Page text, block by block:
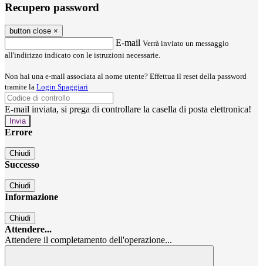
Recupero password
button close ×
E-mail Verrà inviato un messaggio
all'indirizzo indicato con le istruzioni necessarie.
Non hai una e-mail associata al nome utente? Effettua il reset della password
tramite la Login Spaggiari
E-mail inviata, si prega di controllare la casella di posta elettronica!
Errore
Chiudi
Successo
Chiudi
Informazione
Chiudi
Attendere...
Attendere il completamento dell'operazione...